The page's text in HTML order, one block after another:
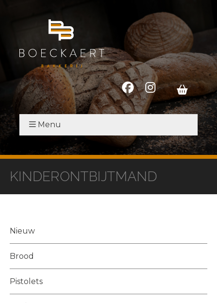
Menu
KINDERONTBIJTMAND
Nieuw
Brood
Pistolets